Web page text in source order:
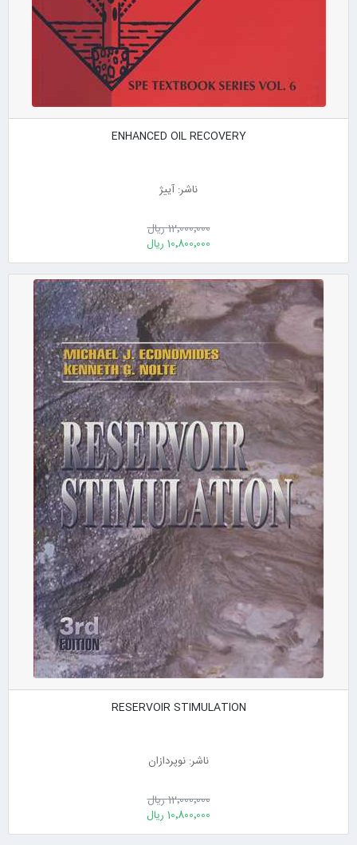
ENHANCED OIL RECOVERY
ناشر: آییژ
12٬000٬000 ریال
10٬800٬000 ریال
RESERVOIR STIMULATION
ناشر: نوپردازان
12٬000٬000 ریال
10٬800٬000 ریال